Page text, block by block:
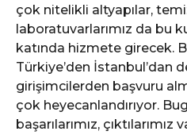
çok nitelikli altyapılar,
laboratuvarlarımız da bu
katında hizmete girecek.
Türkiye’den İstanbul’dan
girişimcilerden başvuru
çok heyecanlandırıyor.
başarılarımız,